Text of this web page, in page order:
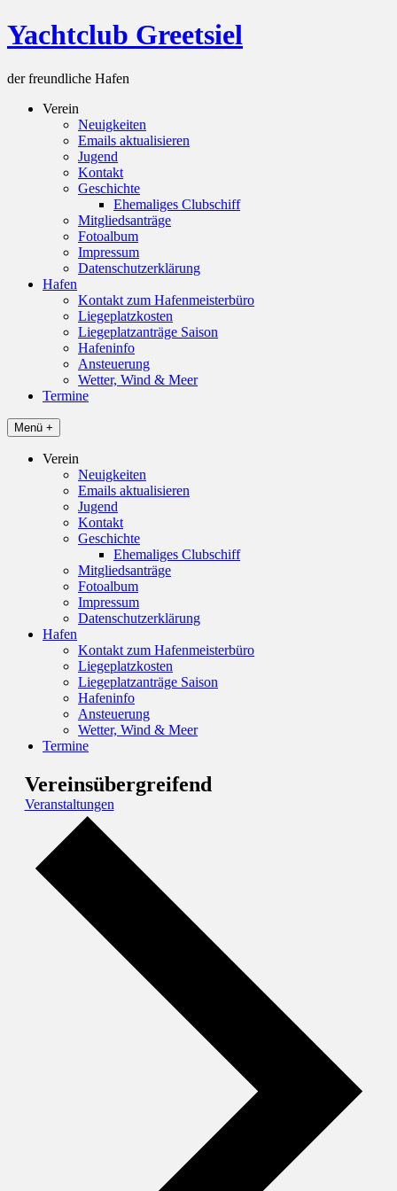
Skip
to
Yachtclub Greetsiel
der freundliche Hafen
Verein
Neuigkeiten
Emails aktualisieren
Jugend
Kontakt
Geschichte
Ehemaliges Clubschiff
Mitgliedsanträge
Fotoalbum
Impressum
Datenschutzerklärung
Hafen
Kontakt zum Hafenmeisterbüro
Liegeplatzkosten
Liegeplatzanträge Saison
Hafeninfo
Ansteuerung
Wetter, Wind & Meer
Termine
Menü +
Verein
Neuigkeiten
Emails aktualisieren
Jugend
Kontakt
Geschichte
Ehemaliges Clubschiff
Mitgliedsanträge
Fotoalbum
Impressum
Datenschutzerklärung
Hafen
Kontakt zum Hafenmeisterbüro
Liegeplatzkosten
Liegeplatzanträge Saison
Hafeninfo
Ansteuerung
Wetter, Wind & Meer
Termine
Vereinsübergreifend
Veranstaltungen